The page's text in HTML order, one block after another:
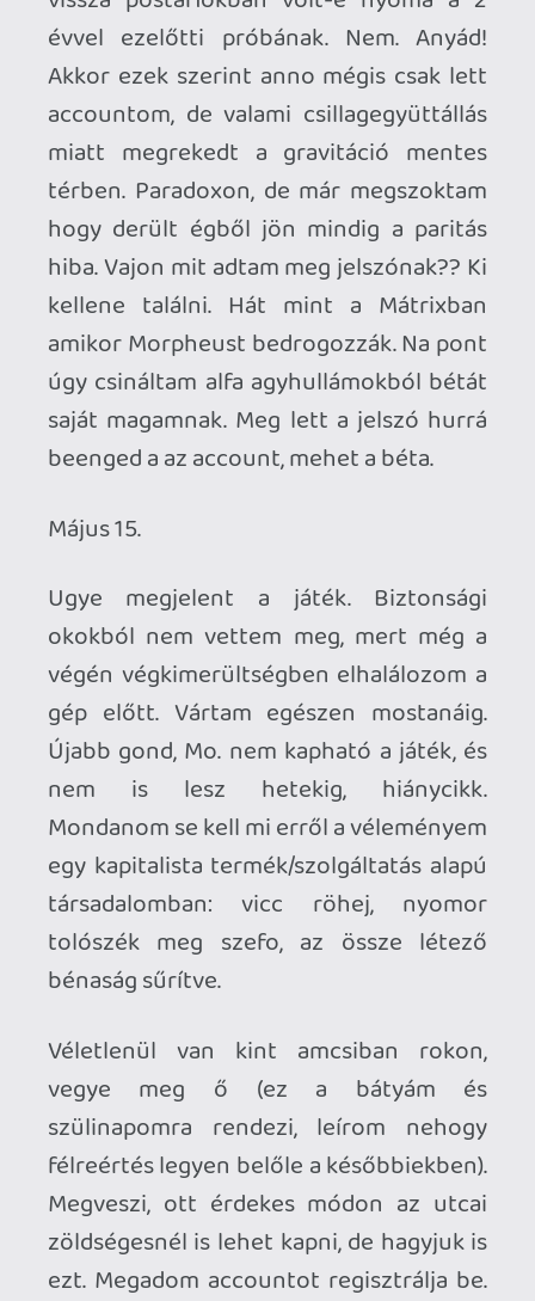
Május 15.
Ugye megjelent a játék. Biztonsági
okokból nem vettem meg, mert még a
végén végkimerültségben elhalálozom a
gép előtt. Vártam egészen mostanáig.
Újabb gond, Mo. nem kapható a játék, és
nem is lesz hetekig, hiánycikk.
Mondanom se kell mi erről a véleményem
egy kapitalista termék/szolgáltatás alapú
társadalomban: vicc röhej, nyomor
tolószék meg szefo, az össze létező
bénaság sűrítve.
Véletlenül van kint amcsiban rokon,
vegye meg ő (ez a bátyám és
félreértés legyen belőle a későbbiekben).
Megveszi, ott érdekes módon az utcai
ezt. Megadom accountot regisztrálja be.
Megteszi siker, mindez USA Connecticut,
Milford. A játékot ő soha nem töltötte le
nem verifikálta, semmit nem csinált
csupán beloggolta a kulcsot az
accomhoz. Másnap hazaérek itt
Magyarisztánban letöltöm a klienst,
minden szuper látom hogy hozzá adták a
játékot a profilhoz, lejön fasza
GOOOOOO!!!!!!!!!!44444444
De nem, hiba: súlyos belépési probléma
lépett fel. Gyanús esemény történt
ugyanis, olyasvalaki próbált
megfelelő személy. (Megváltoztattam a
belépési szokásomat; ezt így konkrétan -
hogy én mi? Most lépnék be először a
játékba). És ideiglenesen lezárja a D3
hozzáférést.
Agyérgörcs1
De segít a support, szerezzem vissza az
accountot, pár 5 sor kitöltéssel. Szuper